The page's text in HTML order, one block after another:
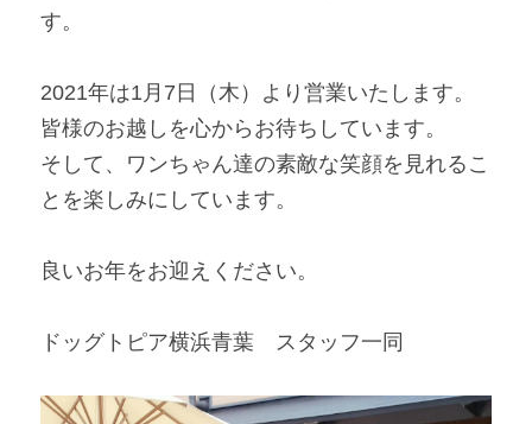
す。
2021年は1月7日（木）より営業いたします。
皆様のお越しを心からお待ちしています。
そして、ワンちゃん達の素敵な笑顔を見れるこ
とを楽しみにしています。
良いお年をお迎えください。
ドッグトピア横浜青葉　スタッフ一同